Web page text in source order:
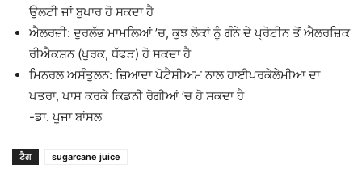
ਉਲਟੀ ਜਾਂ ਬੁਖਾਰ ਹੋ ਸਕਦਾ ਹੈ
ਐਲਰਜ਼ੀ: ਦੁਰਲੱਭ ਮਾਮਲਿਆਂ ’ਚ, ਕੁਝ ਲੋਕਾਂ ਨੂੰ ਗੰਨੇ ਦੇ ਪ੍ਰੋਟੀਨ ਤੋਂ ਐਲਰਜ਼ਿਕ
ਰੀਐਕਸ਼ਨ (ਖੁਰਕ, ਧੱਫੜ) ਹੋ ਸਕਦਾ ਹੈ
ਮਿਨਰਲ ਅਸੰਤੁਲਨ: ਜ਼ਿਆਦਾ ਪੋਟੈਸ਼ੀਅਮ ਨਾਲ ਹਾਈਪਰਕੇਲੇਮੀਆ ਦਾ
ਖਤਰਾ, ਖਾਸ ਕਰਕੇ ਕਿਡਨੀ ਰੋਗੀਆਂ ’ਚ ਹੋ ਸਕਦਾ ਹੈ
-ਡਾ. ਪੂਜਾ ਬਾਂਸਲ
ਟੈਗ sugarcane juice